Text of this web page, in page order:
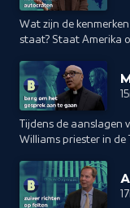
Wat zijn de
staat? Staat Amerika
historica Anne
sterker worden,
democratieën te
Autocratie BV. Twan
Washington.
Tijdens de aanslagen
Williams priester in
puinwolken na de
World Trade Center.
St. Francis Church in